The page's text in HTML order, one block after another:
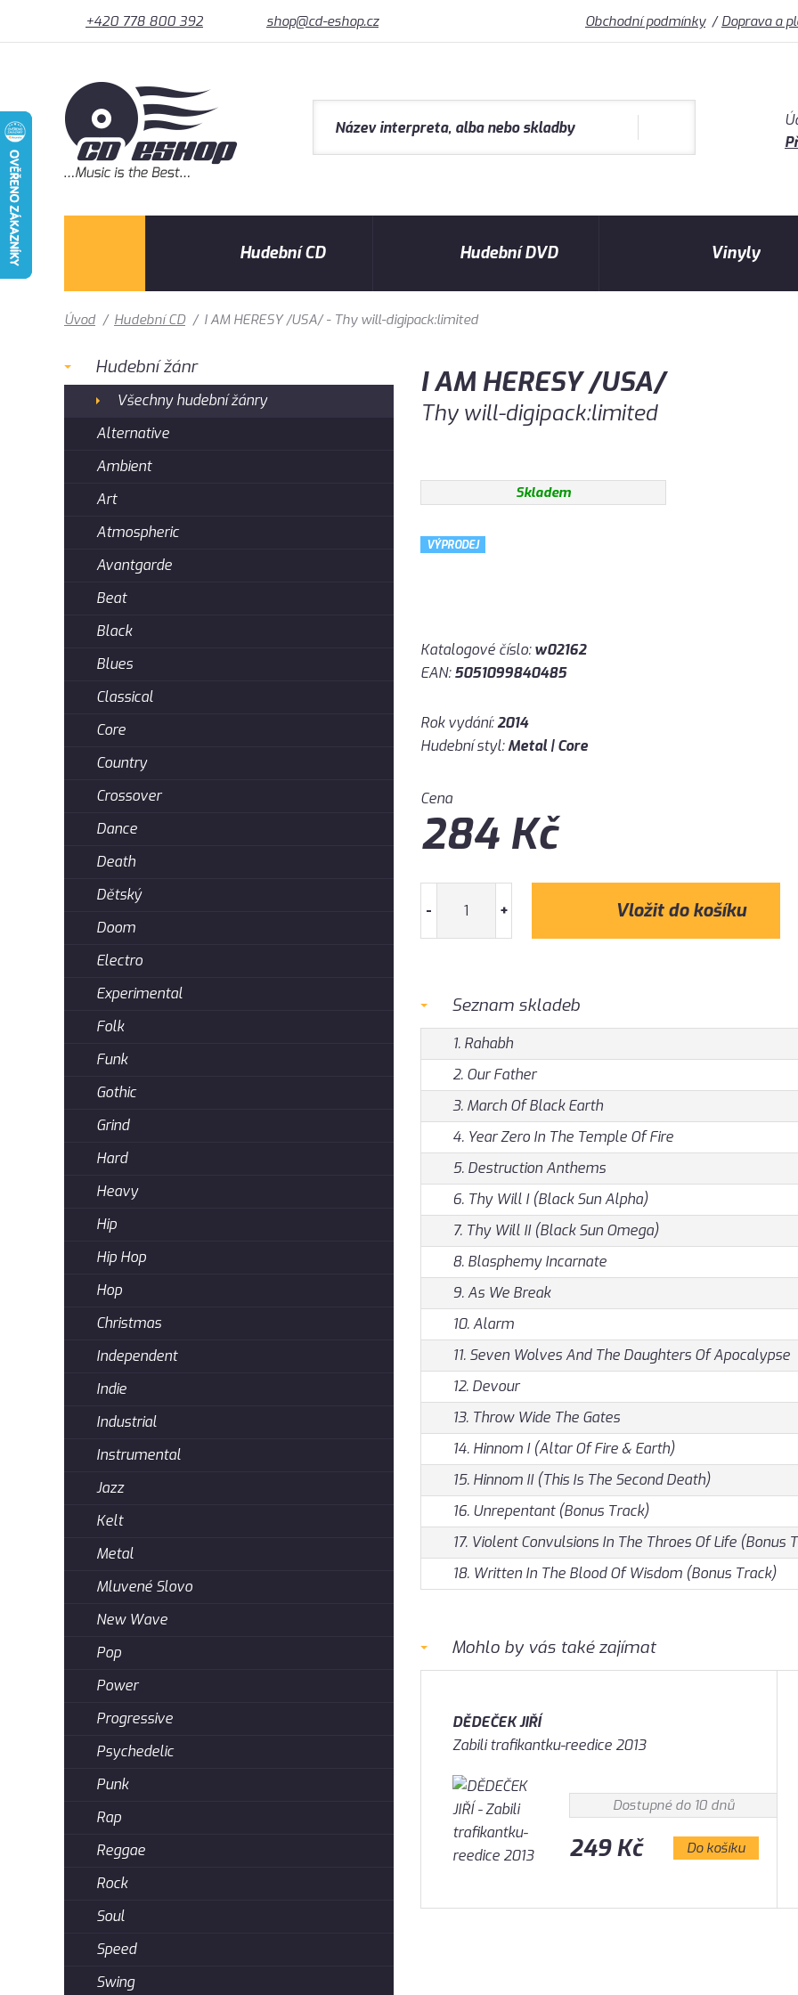
+420 778 800 392 shop@cd-eshop.cz Obchodní podmínky Doprava a
Hudební CD Hudební DVD Vinyly
Úvod / Hudební CD / I AM HERESY /USA/ - Thy will-digipack:limited
I AM HERESY /USA/
Thy will-digipack:limited
Skladem
VÝPRODEJ
Katalogové číslo:w02162
EAN:5051099840485
Rok vydání:2014
Hudební styl:Metal | Core
Cena
284Kč
- +
Seznam skladeb
1. Rahabh
2. Our Father
3. March Of Black Earth
4. Year Zero In The Temple Of Fire
5. Destruction Anthems
6. Thy Will I (Black Sun Alpha)
7. Thy Will II (Black Sun Omega)
8. Blasphemy Incarnate
9. As We Break
10. Alarm
11. Seven Wolves And The Daughters Of Apocalypse
12. Devour
13. Throw Wide The Gates
14. Hinnom I (Altar Of Fire & Earth)
15. Hinnom II (This Is The Second Death)
16. Unrepentant (Bonus Track)
17. Violent Convulsions In The Throes Of Life (Bonus
18. Written In The Blood Of Wisdom (Bonus Track)
Mohlo by vás také zajímat
DĚDEČEK JIŘÍ
Zabili trafikantku-reedice 2013
Dostupné do 10 dnů
249 Kč Do košíku
Hudební žánr
Všechny hudební žánry
Alternative
Ambient
Art
Atmospheric
Avantgarde
Beat
Black
Blues
Classical
Core
Country
Crossover
Dance
Death
Dětský
Doom
Electro
Experimental
Folk
Funk
Gothic
Grind
Hard
Heavy
Hip
Hip Hop
Hop
Christmas
Independent
Indie
Industrial
Instrumental
Jazz
Kelt
Metal
Mluvené Slovo
New Wave
Pop
Power
Progressive
Psychedelic
Punk
Rap
Reggae
Rock
Soul
Speed
Swing